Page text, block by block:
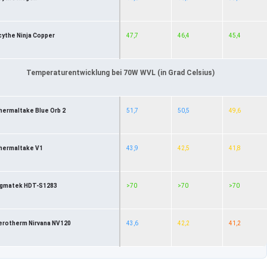
Ninja Copper 47,7 46,4 45,4
Temperaturentwicklung bei 70W WVL (in Grad Celsius)
Blue Orb 2 51,7 50,5 49,6
V1 43,9 42,5 41,8
HDT-S1283 >70 >70 >70
Nirvana NV120 43,6 42,2 41,2